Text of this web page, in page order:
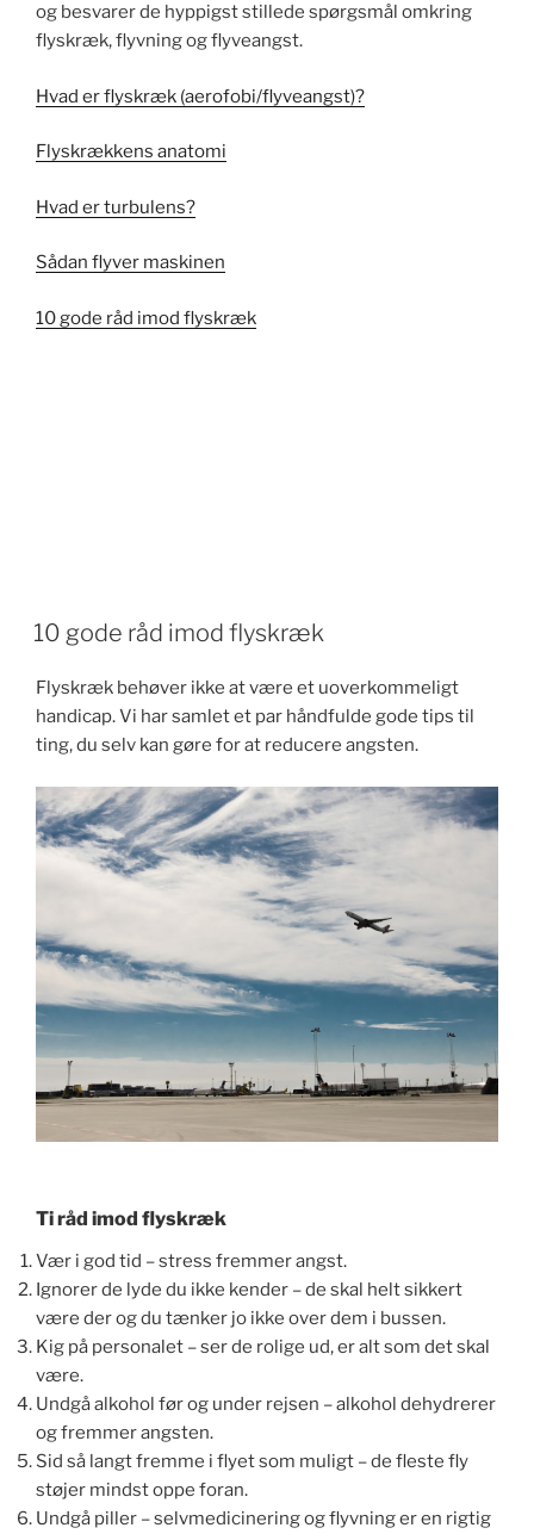
og besvarer de hyppigst stillede spørgsmål omkring
flyskræk, flyvning og flyveangst.
Hvad er flyskræk (aerofobi/flyveangst)?
Flyskrækkens anatomi
Hvad er turbulens?
Sådan flyver maskinen
10 gode råd imod flyskræk
10 gode råd imod flyskræk
Flyskræk behøver ikke at være et uoverkommeligt
handicap. Vi har samlet et par håndfulde gode tips til
ting, du selv kan gøre for at reducere angsten.
Ti råd imod flyskræk
Vær i god tid – stress fremmer angst.
Ignorer de lyde du ikke kender – de skal helt sikkert
være der og du tænker jo ikke over dem i bussen.
Kig på personalet – ser de rolige ud, er alt som det skal
være.
Undgå alkohol før og under rejsen – alkohol dehydrerer
og fremmer angsten.
Sid så langt fremme i flyet som muligt – de fleste fly
støjer mindst oppe foran.
Undgå piller – selvmedicinering og flyvning er en rigtig